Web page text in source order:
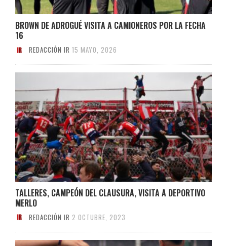
BROWN DE ADROGUÉ VISITA A CAMIONEROS POR LA FECHA
16
REDACCIÓN IR 15 MAYO, 2026
TALLERES, CAMPEÓN DEL CLAUSURA, VISITA A DEPORTIVO
MERLO
REDACCIÓN IR 2 OCTUBRE, 2023